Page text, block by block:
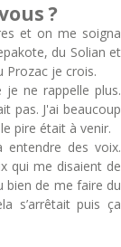
?
et on me soigna
du Solian et
Prozac je crois.
je ne rappelle plus.
pas. J'ai beaucoup
pire était à venir.
entendre des voix.
qui me disaient de
bien de me faire du
s’arrêtait puis ça